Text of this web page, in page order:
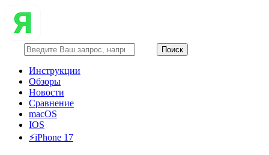
Инструкции
Обзоры
Новости
Сравнение
macOS
IOS
⚡️iPhone 17